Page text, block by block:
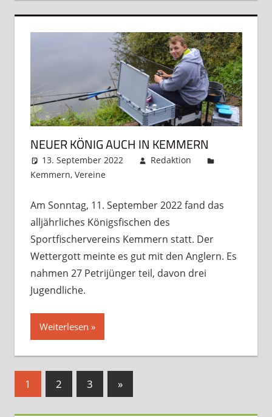
NEUER KÖNIG AUCH IN KEMMERN
13. September 2022
Redaktion
Kemmern, Vereine
Am Sonntag, 11. September 2022 fand das
alljährliches Königsfischen des
Sportfischervereins Kemmern statt. Der
Wettergott meinte es gut mit den Anglern. Es
nahmen 27 Petrijünger teil, davon drei
Jugendliche.
Weiterlesen
Seitennummerierung
1 2 3
Nächste
Beiträge
»